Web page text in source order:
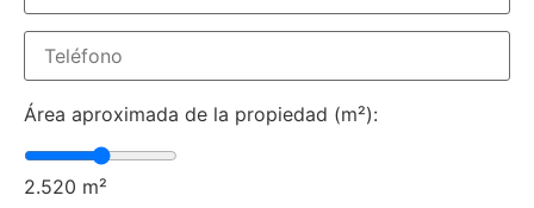
Área aproximada de la propiedad (m²):
2.520 m²